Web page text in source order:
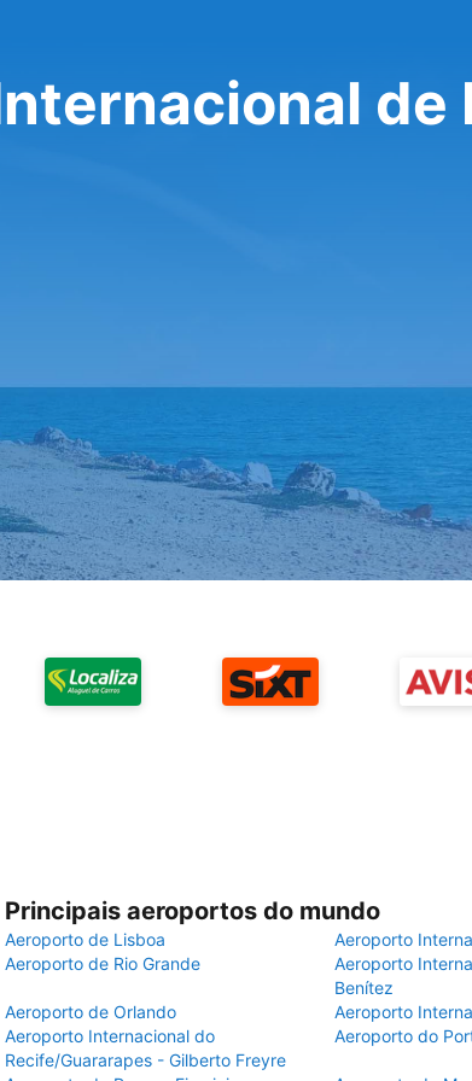
de
Principais aeroportos do mundo
Aeroporto de Lisboa
Aeroporto
Aeroporto de Rio Grande
Aeroporto
Benítez
Aeroporto de Orlando
Aeroporto
Aeroporto Internacional do
Recife/Guararapes - Gilberto Freyre
Aeroporto do